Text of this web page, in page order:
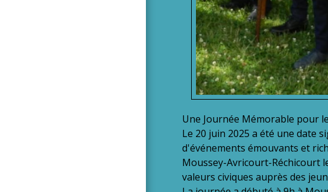
Une Journée Mémorable pour
Le 20 juin 2025 a été une date
d'événements émouvants et
Moussey-Avricourt-Réchicourt
valeurs civiques auprès des